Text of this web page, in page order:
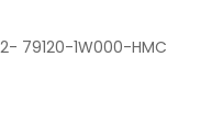
79120-1W000-HMC